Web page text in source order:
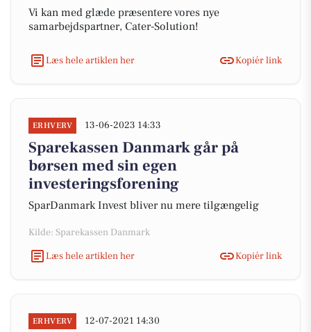
Vi kan med glæde præsentere vores nye
samarbejdspartner, Cater-Solution!
Læs hele artiklen her Kopiér link
ERHVERV 13-06-2023 14:33
Sparekassen Danmark går på
børsen med sin egen
investeringsforening
SparDanmark Invest bliver nu mere tilgængelig
Kilde: Sparekassen Danmark
Læs hele artiklen her
Kopiér link
ERHVERV 12-07-2021 14:30